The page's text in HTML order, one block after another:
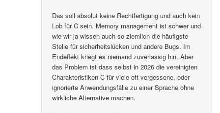
Das soll absolut keine Rechtfertigung und auch kein
Lob für C sein. Memory management ist schwer und
wie wir ja wissen auch so ziemlich die häufigste
Stelle für sicherheitslücken und andere Bugs. Im
Endeffekt kriegt es niemand zuverlässig hin. Aber
das Problem ist dass selbst in 2026 die vereinigten
Charakteristiken C für viele oft vergessene, oder
ignorierte Anwendungsfälle zu einer Sprache ohne
wirkliche Alternative machen.